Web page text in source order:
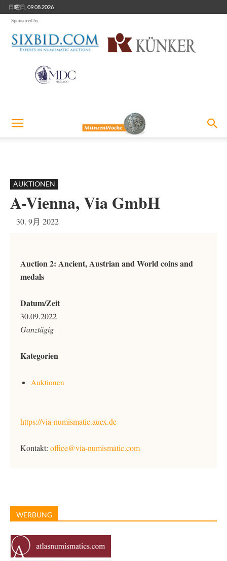
日曜日, 09.08.2026
Sponsored by
AUKTIONEN
A-Vienna, Via GmbH
30. 9月 2022
Auction 2: Ancient, Austrian and World coins and
medals
Datum/Zeit
30.09.2022
Ganztägig
Kategorien
Auktionen
https://via-numismatic.auex.de
Kontakt: office@via-numismatic.com
WERBUNG